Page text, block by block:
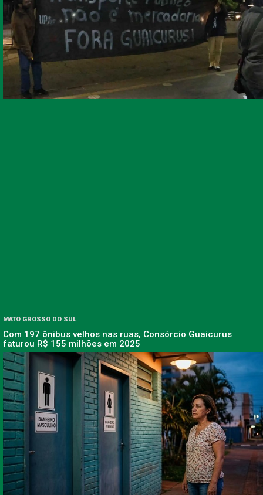
MATO GROSSO DO SUL
Com 197 ônibus velhos nas ruas, Consórcio Guaicurus
faturou R$ 155 milhões em 2025